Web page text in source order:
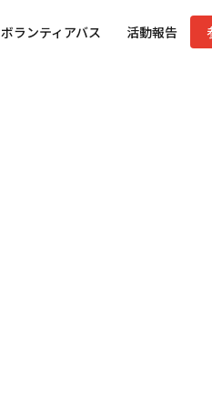
ボランティアバス 活動報告